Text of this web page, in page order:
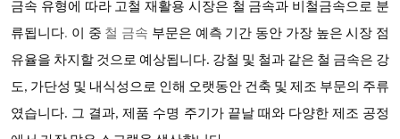
금속 유형에 따라 고철 재활용 시장은 철 금속과 비철금속으로 분
류됩니다. 이 중 철 금속 부문은 예측 기간 동안 가장 높은 시장 점
유율을 차지할 것으로 예상됩니다. 강철 및 철과 같은 철 금속은 강
도, 가단성 및 내식성으로 인해 오랫동안 건축 및 제조 부문의 주류
였습니다. 그 결과, 제품 수명 주기가 끝날 때와 다양한 제조 공정